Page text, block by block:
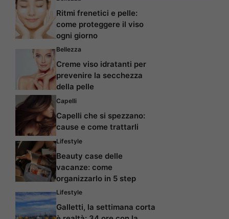
Ritmi frenetici e pelle:
come proteggere il viso
ogni giorno
Bellezza
Creme viso idratanti per
prevenire la secchezza
della pelle
Capelli
Capelli che si spezzano:
cause e come trattarli
Lifestyle
Beauty case delle
vacanze: come
organizzarlo in 5 step
Lifestyle
Galletti, la settimana corta